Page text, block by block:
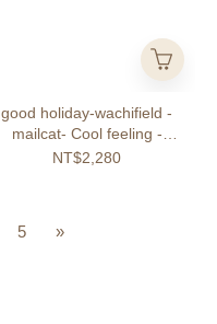
good holiday-wachifield -
mailcat- Cool feeling -
knitted quilt
NT$2,280
5 »